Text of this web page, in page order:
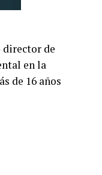
director de
en la
de 16 años